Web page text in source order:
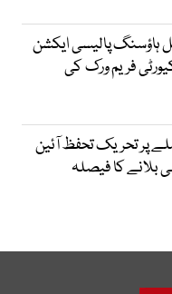
ہاؤسنگ پالیسی ایکشن
فریم ورک کی
پر تحریک تحفظ آئین
بلانے کا فیصلہ